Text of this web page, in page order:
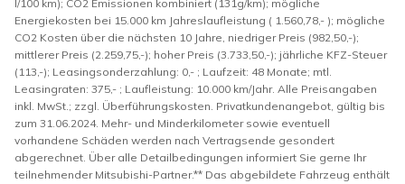
l/100 km); CO2 Emissionen kombiniert (131g/km); mögliche
Energiekosten bei 15.000 km Jahreslaufleistung ( 1.560,78,- ); mögliche
CO2 Kosten über die nächsten 10 Jahre, niedriger Preis (982,50,-);
mittlerer Preis (2.259,75,-); hoher Preis (3.733,50,-); jährliche KFZ-Steuer
(113,-); Leasingsonderzahlung: 0,- ; Laufzeit: 48 Monate; mtl.
Leasingraten: 375,- ; Laufleistung: 10.000 km/Jahr. Alle Preisangaben
inkl. MwSt.; zzgl. Überführungskosten. Privatkundenangebot, gültig bis
zum 31.06.2024. Mehr- und Minderkilometer sowie eventuell
vorhandene Schäden werden nach Vertragsende gesondert
abgerechnet. Über alle Detailbedingungen informiert Sie gerne Ihr
teilnehmender Mitsubishi-Partner.** Das abgebildete Fahrzeug enthält